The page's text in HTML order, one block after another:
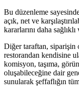
Bu düzenleme
açık, net ve
kararlarını daha
Diğer taraftan, siparişin
restorandan kendisine
komisyon, taşıma,
oluşabileceğine dair
sunularak şeffaflığın